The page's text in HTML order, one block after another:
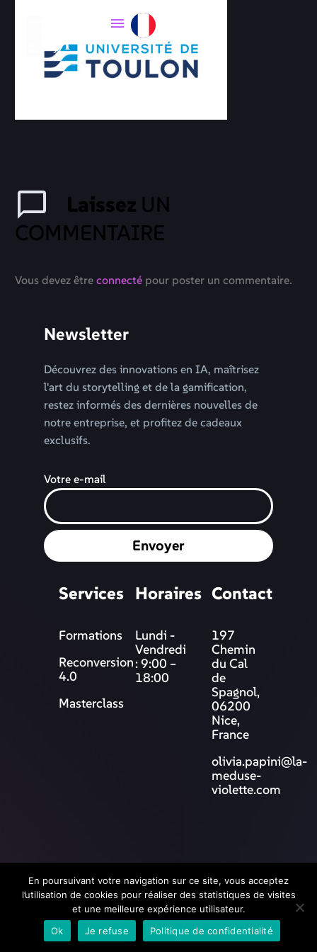
Laissez UN
COMMENTAIRE
Vous devez être connecté pour poster un commentaire.
Newsletter
Découvrez des innovations en IA, maîtrisez
l'art du storytelling et de la gamification,
restez informés des dernières nouvelles de
notre entreprise, et profitez de cadeaux
exclusifs.
Votre e-mail
Envoyer
Services
Formations
Reconversion
4.0
Masterclass
Horaires
Lundi -
Vendredi
: 9:00 –
18:00
Contact
197
Chemin
du Cal
de
Spagnol,
06200
Nice,
France
olivia.papini@la-
meduse-
violette.com
© 2025 La Méduse Violette
En poursuivant votre navigation sur ce site, vous acceptez
l’utilisation de cookies pour réaliser des statistiques de visites
et une meilleure expérience utilisateur.
Ok
Je refuse Politique de confidentialité